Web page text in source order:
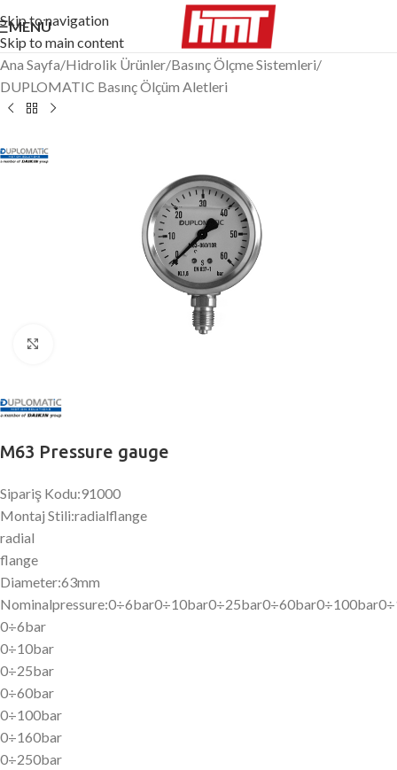
Skip to navigation
Skip to main content
MENÜ
Ana Sayfa/Hidrolik Ürünler/Basınç Ölçme Sistemleri/
DUPLOMATIC Basınç Ölçüm Aletleri
M63 Pressure gauge
Sipariş Kodu:91000
Montaj Stili:radialflange
radial
flange
Diameter:63mm
0÷6bar
0÷10bar
0÷25bar
0÷60bar
0÷100bar
0÷160bar
0÷250bar